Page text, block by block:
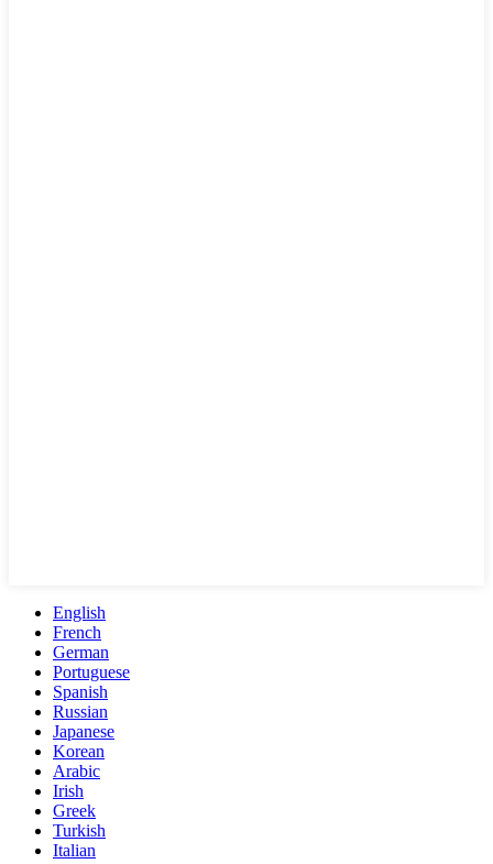
English
French
German
Portuguese
Spanish
Russian
Japanese
Korean
Arabic
Irish
Greek
Turkish
Italian